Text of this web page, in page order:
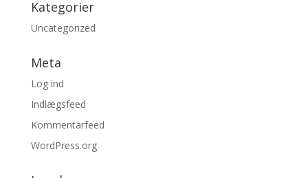
Kategorier
Uncategorized
Meta
Log ind
Indlægsfeed
Kommentarfeed
WordPress.org